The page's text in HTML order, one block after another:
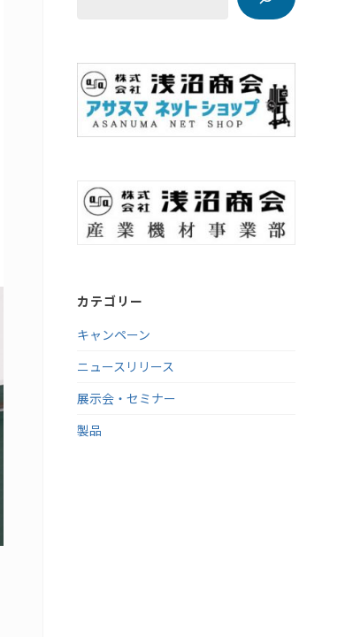
カテゴリー
キャンペーン
ニュースリリース
展示会・セミナー
製品